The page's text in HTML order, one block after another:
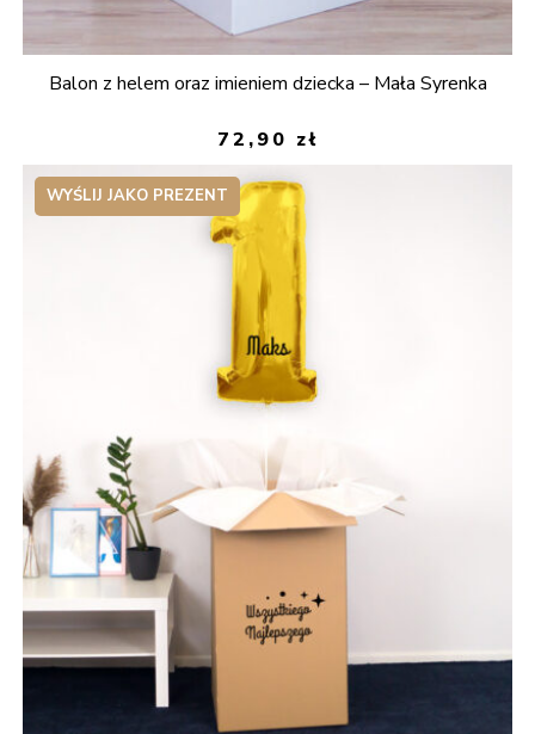
Balon z helem oraz imieniem dziecka – Mała Syrenka
72,90 zł
WYŚLIJ JAKO PREZENT